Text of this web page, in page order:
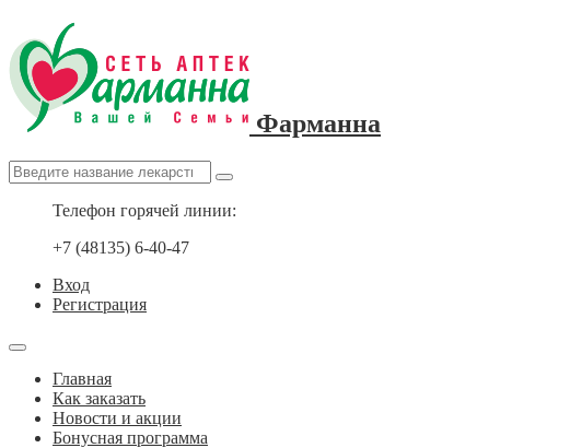
Фарманна
Телефон горячей линии:
+7 (48135) 6-40-47
Вход
Регистрация
Главная
Как заказать
Новости и акции
Бонусная программа